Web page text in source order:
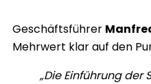
Geschäftsführer
Mehrwert klar auf den
„Die Einführung der